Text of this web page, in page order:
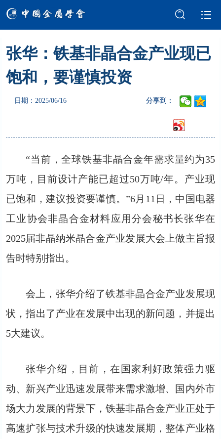
学会介绍 新闻中心
学术交流
张华：铁基非晶合金产业现已
饱和，要谨慎投资
日期：2025/06/16 分享到：
“当前，全球铁基非晶合金年需求量约为35
万吨，目前设计产能已超过50万吨/年。产业现
已饱和，建议投资要谨慎。”6月11日，中国电器
工业协会非晶合金材料应用分会秘书长张华在
2025届非晶纳米晶合金产业发展大会上做主旨报
告时特别指出。
会上，张华介绍了铁基非晶合金产业发展现
状，指出了产业在发展中出现的新问题，并提出
5大建议。
张华介绍，目前，在国家利好政策强力驱
动、新兴产业迅速发展带来需求激增、国内外市
场大力发展的背景下，铁基非晶合金产业正处于
高速扩张与技术升级的快速发展期，整体产业格